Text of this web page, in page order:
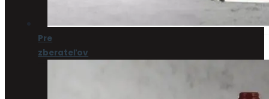
Pre
zberateľov